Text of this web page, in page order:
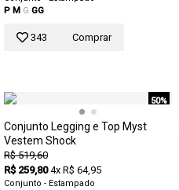
P M G GG
343 Comprar
50%
Conjunto Legging e Top Myst
Vestem Shock
R$ 519,60
R$ 259,80 4x R$ 64,95
Conjunto - Estampado